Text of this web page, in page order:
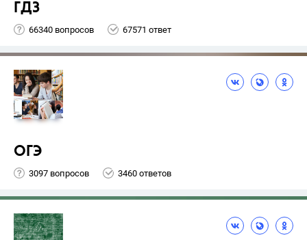
ГДЗ
66340 вопросов 67571 ответ
ОГЭ
3097 вопросов 3460 ответов